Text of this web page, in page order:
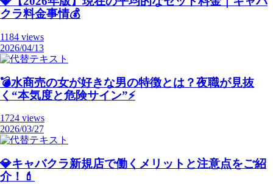
クラ料金事情💰
1184 views
2026/04/13
💣️水商売の女が好きな男の特徴とは？夜職が見抜
く“本気度と危険サイン”⚡️
1724 views
2026/03/27
💎キャバクラ新規店で働くメリットと注意点をご紹
介！💄